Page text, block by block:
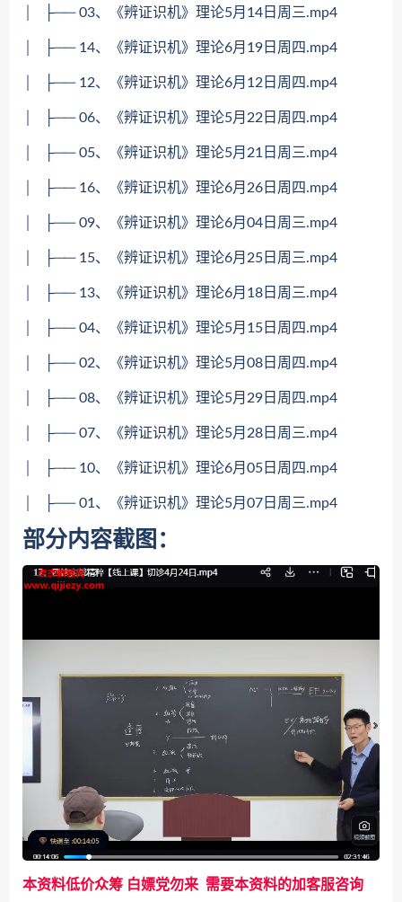
│ ├── 03、《辨证识机》理论5月14日周三.mp4
│ ├── 14、《辨证识机》理论6月19日周四.mp4
│ ├── 12、《辨证识机》理论6月12日周四.mp4
│ ├── 06、《辨证识机》理论5月22日周四.mp4
│ ├── 05、《辨证识机》理论5月21日周三.mp4
│ ├── 16、《辨证识机》理论6月26日周四.mp4
│ ├── 09、《辨证识机》理论6月04日周三.mp4
│ ├── 15、《辨证识机》理论6月25日周三.mp4
│ ├── 13、《辨证识机》理论6月18日周三.mp4
│ ├── 04、《辨证识机》理论5月15日周四.mp4
│ ├── 02、《辨证识机》理论5月08日周四.mp4
│ ├── 08、《辨证识机》理论5月29日周四.mp4
│ ├── 07、《辨证识机》理论5月28日周三.mp4
│ ├── 10、《辨证识机》理论6月05日周四.mp4
│ ├── 01、《辨证识机》理论5月07日周三.mp4
部分内容截图：
本资料低价众筹 白嫖党勿来 需要本资料的加客服咨询